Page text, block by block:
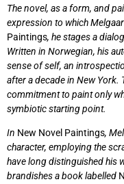
The novel, as a form, and
expression to which
Paintings, he stages a
Written in Norwegian, his
sense of self, an
after a decade in New York.
commitment to paint only
symbiotic starting point.
In New Novel Paintings,
character, employing the
have long distinguished his
brandishes a book labelled